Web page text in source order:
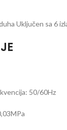
Uključen sa 6
50/60Hz